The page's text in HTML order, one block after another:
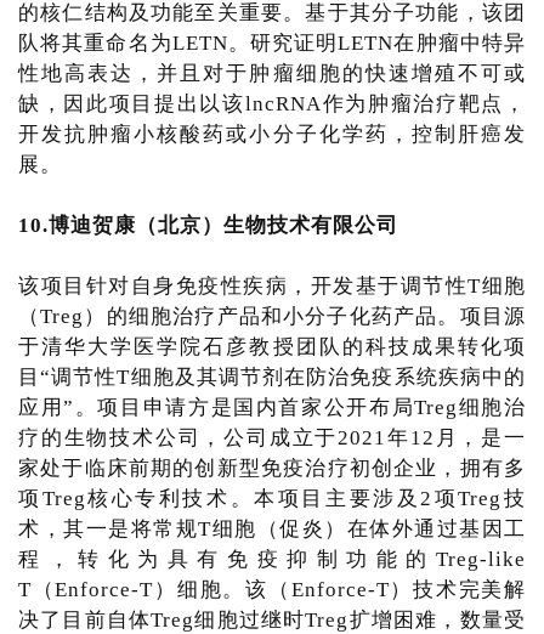
的核仁结构及功能至关重要。基于其分子功能，该团
队将其重命名为LETN。研究证明LETN在肿瘤中特异
性地高表达，并且对于肿瘤细胞的快速增殖不可或
缺，因此项目提出以该lncRNA作为肿瘤治疗靶点，
开发抗肿瘤小核酸药或小分子化学药，控制肝癌发
展。
10.博迪贺康（北京）生物技术有限公司
该项目针对自身免疫性疾病，开发基于调节性T细胞
（Treg）的细胞治疗产品和小分子化药产品。项目源
于清华大学医学院石彦教授团队的科技成果转化项
目“调节性T细胞及其调节剂在防治免疫系统疾病中的
应用”。项目申请方是国内首家公开布局Treg细胞治
疗的生物技术公司，公司成立于2021年12月，是一
家处于临床前期的创新型免疫治疗初创企业，拥有多
项Treg核心专利技术。本项目主要涉及2项Treg技
术，其一是将常规T细胞（促炎）在体外通过基因工
程，转化为具有免疫抑制功能的Treg-like
T（Enforce-T）细胞。该（Enforce-T）技术完美解
决了目前自体Treg细胞过继时Treg扩增困难，数量受